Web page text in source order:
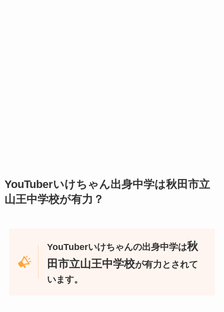
YouTuberいけちゃん出身中学は秋田市立
山王中学校が有力？
YouTuberいけちゃんの出身中学は秋
田市立山王中学校が有力とされて
います。